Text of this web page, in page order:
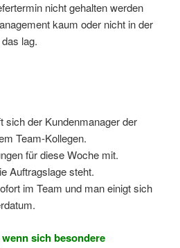
nicht gehalten werden
kaum oder nicht in der
lag.
sich der Kundenmanager der
Team-Kollegen.
für diese Woche mit.
Auftragslage steht.
im Team und man einigt sich
sich besondere